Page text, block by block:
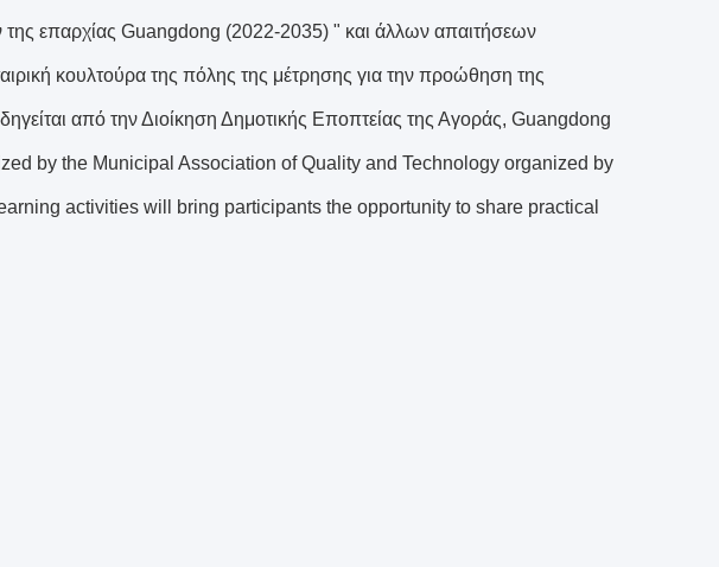
της επαρχίας Guangdong (2022-2035) " και άλλων απαιτήσεων
κουλτούρα της πόλης της μέτρησης για την προώθηση της
από την Διοίκηση Δημοτικής Εποπτείας της Αγοράς, Guangdong
by the Municipal Association of Quality and Technology organized by
activities will bring participants the opportunity to share practical